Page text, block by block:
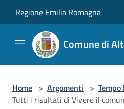
Regione Emilia Romagna
Comune di
Home > Argomenti >
Tutti i risultati di Vivere il